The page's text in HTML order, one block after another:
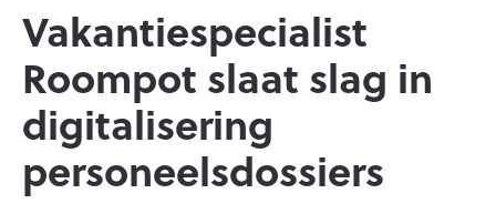
Vakantiespecialist
Roompot slaat slag in
digitalisering
personeelsdossiers